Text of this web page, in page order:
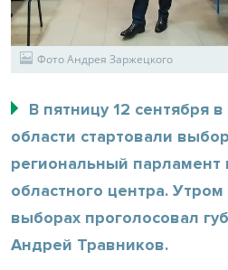
Фото Андрея Заржецкого
В пятницу 12 сентября
области стартовали
региональный парламент
областного центра.
выборах проголосовал
Андрей Травников.